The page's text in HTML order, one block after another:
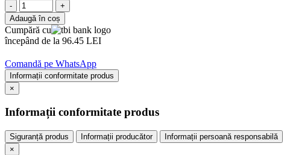
-
+
Adaugă în coș
Cumpără cu
începând de la 96.45 LEI
Comandă pe WhatsApp
Informații conformitate produs
×
Informații conformitate produs
Siguranță produs Informații producător
Informații persoană responsabilă
×